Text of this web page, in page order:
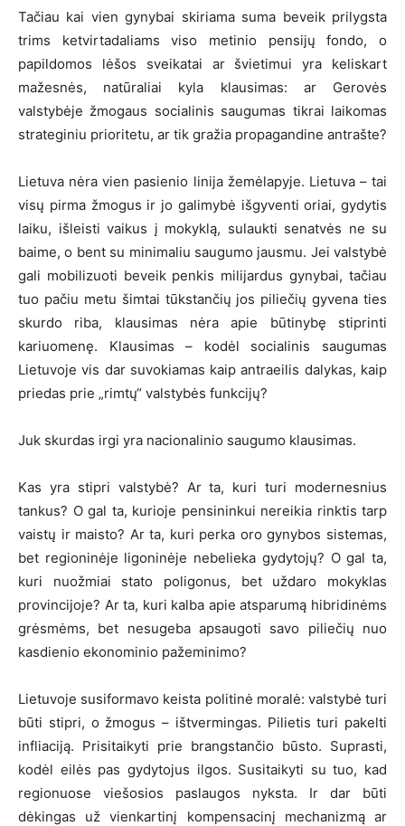
Tačiau kai vien gynybai skiriama suma beveik prilygsta
trims ketvirtadaliams viso metinio pensijų fondo, o
papildomos lėšos sveikatai ar švietimui yra keliskart
mažesnės, natūraliai kyla klausimas: ar Gerovės
valstybėje žmogaus socialinis saugumas tikrai laikomas
strateginiu prioritetu, ar tik gražia propagandine antrašte?
Lietuva nėra vien pasienio linija žemėlapyje. Lietuva – tai
visų pirma žmogus ir jo galimybė išgyventi oriai, gydytis
laiku, išleisti vaikus į mokyklą, sulaukti senatvės ne su
baime, o bent su minimaliu saugumo jausmu. Jei valstybė
gali mobilizuoti beveik penkis milijardus gynybai, tačiau
tuo pačiu metu šimtai tūkstančių jos piliečių gyvena ties
skurdo riba, klausimas nėra apie būtinybę stiprinti
kariuomenę. Klausimas – kodėl socialinis saugumas
Lietuvoje vis dar suvokiamas kaip antraeilis dalykas, kaip
priedas prie „rimtų“ valstybės funkcijų?
Juk skurdas irgi yra nacionalinio saugumo klausimas.
Kas yra stipri valstybė? Ar ta, kuri turi modernesnius
tankus? O gal ta, kurioje pensininkui nereikia rinktis tarp
vaistų ir maisto? Ar ta, kuri perka oro gynybos sistemas,
bet regioninėje ligoninėje nebelieka gydytojų? O gal ta,
kuri nuožmiai stato poligonus, bet uždaro mokyklas
provincijoje? Ar ta, kuri kalba apie atsparumą hibridinėms
grėsmėms, bet nesugeba apsaugoti savo piliečių nuo
kasdienio ekonominio pažeminimo?
Lietuvoje susiformavo keista politinė moralė: valstybė turi
būti stipri, o žmogus – ištvermingas. Pilietis turi pakelti
infliaciją. Prisitaikyti prie brangstančio būsto. Suprasti,
kodėl eilės pas gydytojus ilgos. Susitaikyti su tuo, kad
regionuose viešosios paslaugos nyksta. Ir dar būti
dėkingas už vienkartinį kompensacinį mechanizmą ar